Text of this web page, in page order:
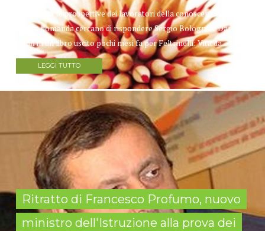
Quali sono le prospettive dei lavoratori della conoscenza? A
questa domanda cercano di rispondere Sergio Bologna e Dario
Banfi in un libro uscito pochi mesi fa per Feltrinelli: Vita da...
LEGGI TUTTO
Ritratto di Francesco Profumo, nuovo
ministro dell'Istruzione alla prova dei